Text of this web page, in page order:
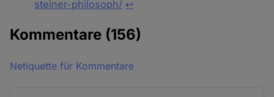
steiner-philosoph/ ↩︎
Kommentare (156)
Netiquette für Kommentare